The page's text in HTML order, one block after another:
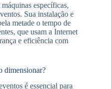
específicas,
Sua instalação e
metade o tempo de
que usam a Internet
e eficiência com
dimensionar?
é essencial para